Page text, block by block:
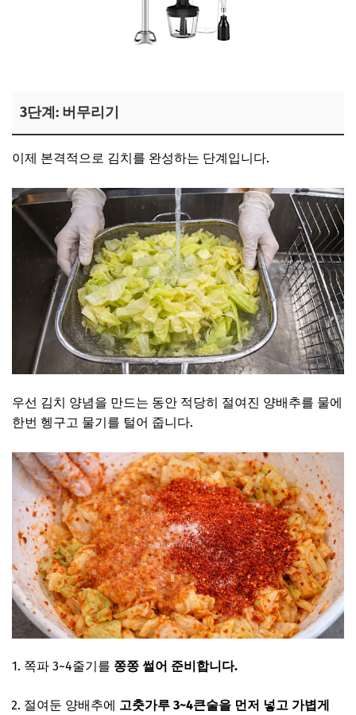
3단계: 버무리기
이제 본격적으로 김치를 완성하는 단계입니다.
우선 김치 양념을 만드는 동안 적당히 절여진 양배추를 물에
한번 헹구고 물기를 털어 줍니다.
쪽파 3~4줄기를 쫑쫑 썰어 준비합니다.
절여둔 양배추에 고춧가루 3~4큰술을 먼저 넣고 가볍게